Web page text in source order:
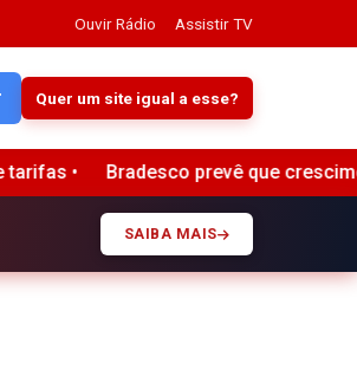
Ouvir Rádio Assistir TV
Quer um site igual a esse?
da carteira de crédito se
SAIBA MAIS